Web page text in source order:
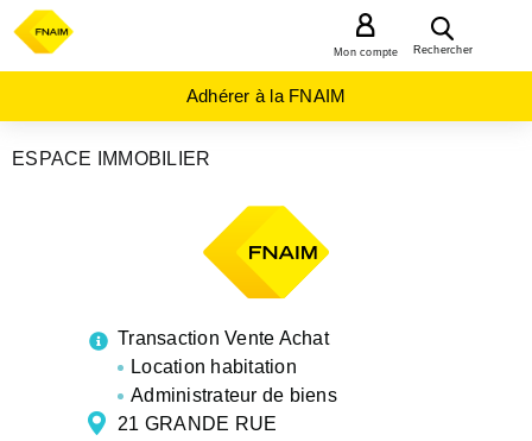
Rechercher
Mon compte
Adhérer à la FNAIM
SUR LOIRE
ESPACE IMMOBILIER
Transaction Vente Achat
Location habitation
Administrateur de biens
21 GRANDE RUE